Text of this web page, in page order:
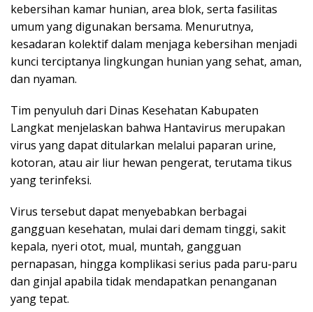
kebersihan kamar hunian, area blok, serta fasilitas
umum yang digunakan bersama. Menurutnya,
kesadaran kolektif dalam menjaga kebersihan menjadi
kunci terciptanya lingkungan hunian yang sehat, aman,
dan nyaman.
Tim penyuluh dari Dinas Kesehatan Kabupaten
Langkat menjelaskan bahwa Hantavirus merupakan
virus yang dapat ditularkan melalui paparan urine,
kotoran, atau air liur hewan pengerat, terutama tikus
yang terinfeksi.
Virus tersebut dapat menyebabkan berbagai
gangguan kesehatan, mulai dari demam tinggi, sakit
kepala, nyeri otot, mual, muntah, gangguan
pernapasan, hingga komplikasi serius pada paru-paru
dan ginjal apabila tidak mendapatkan penanganan
yang tepat.